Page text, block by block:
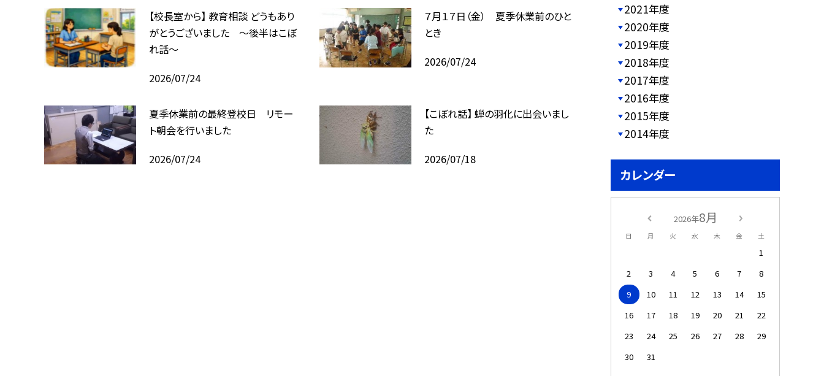
【校長室から】 教育相談 どうもあり
がとうございました ～後半はこぼ
れ話～
2026/07/24
７月１７日（金） 夏季休業前のひと
とき
2026/07/24
夏季休業前の最終登校日 リモー
ト朝会を行いました
2026/07/24
【こぼれ話】 蝉の羽化に出会いまし
た
2026/07/18
2021年度
2020年度
2019年度
2018年度
2017年度
2016年度
2015年度
2014年度
カレンダー
2026年8月
日 月 火 水 木 金 土
1
2
3 4 5 6 7
8
9
10 11 12 13 14
15
16
17 18 19 20 21
22
23
24 25 26 27 28
29
30
31